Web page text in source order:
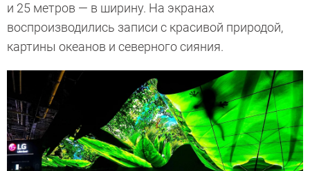
и 25 метров — в ширину. На экранах
воспроизводились записи с красивой природой,
картины океанов и северного сияния.